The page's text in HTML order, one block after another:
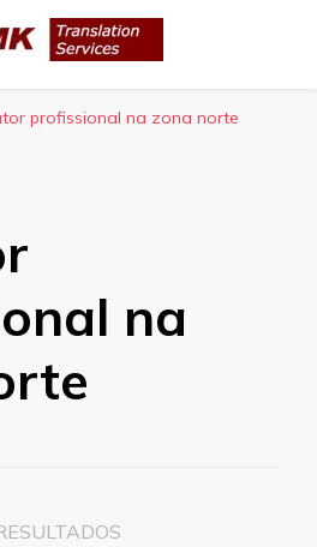
técnica, interpretação
profissional na zona norte
na